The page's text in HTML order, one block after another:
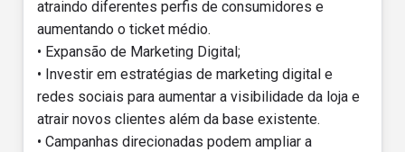
atraindo diferentes perfis de consumidores e
aumentando o ticket médio.
• Expansão de Marketing Digital;
• Investir em estratégias de marketing digital e
redes sociais para aumentar a visibilidade da loja e
atrair novos clientes além da base existente.
• Campanhas direcionadas podem ampliar a